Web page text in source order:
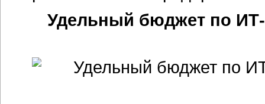
Удельный бюджет по